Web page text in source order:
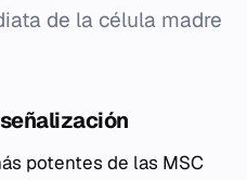
de la célula madre
potentes de las MSC